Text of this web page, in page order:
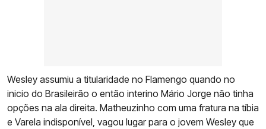
Wesley assumiu a titularidade no Flamengo quando no
inicio do Brasileirão o então interino Mário Jorge não tinha
opções na ala direita. Matheuzinho com uma fratura na tíbia
e Varela indisponível, vagou lugar para o jovem Wesley que